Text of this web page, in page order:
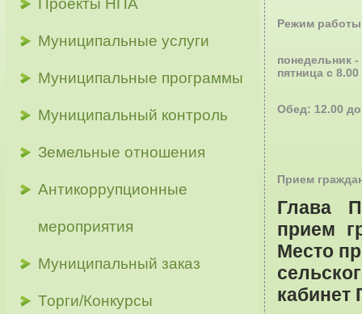
Проекты НПА
Муниципальные услуги
Муниципальные программы
Муниципальный контроль
Земельные отношения
Антикоррупционные
мероприятия
Муниципальный заказ
Торги/Конкурсы
Режим работы
понедельник -
пятница с
Обед: 12.00
Прием
Глава
прием
Место
кабинет